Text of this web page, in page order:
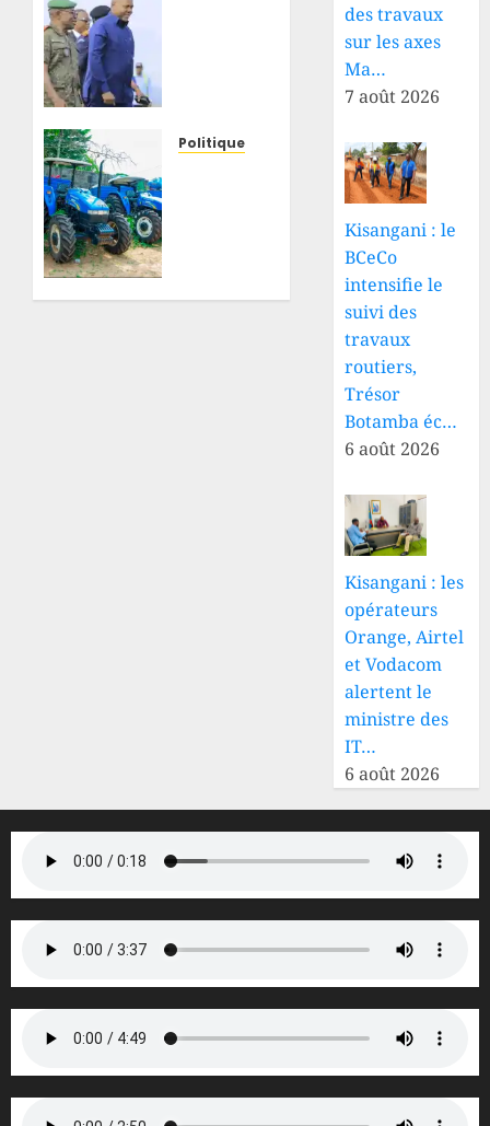
Bunia
Politique
des travaux
sur les axes
Ma…
7 août 2026
Kisangani : le
BCeCo
intensifie le
suivi des
travaux
routiers,
Trésor
Botamba éc…
6 août 2026
Kisangani : les
opérateurs
Orange, Airtel
et Vodacom
alertent le
ministre des
IT…
6 août 2026